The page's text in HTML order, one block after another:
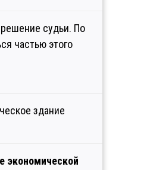
судьи. По
частью этого
здание
экономической